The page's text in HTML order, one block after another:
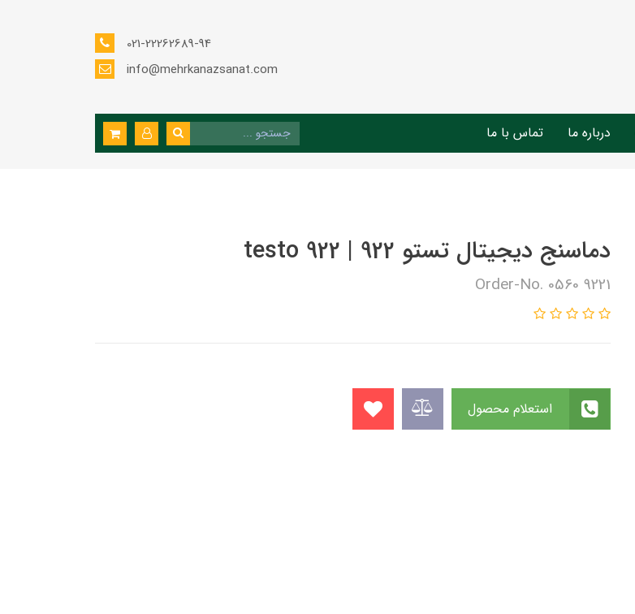
021-22262689-94
info@mehrkanazsanat.com
درباره ما تماس با ما
دماسنج دیجیتال تستو testo 922 | 922
Order-No. 0560 9221